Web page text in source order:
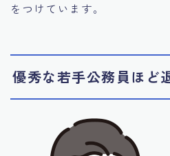
をつけています。
優秀な若手公務員ほど